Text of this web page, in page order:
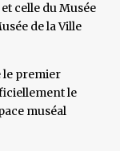
celle du Musée
de la Ville
le premier
le
muséal